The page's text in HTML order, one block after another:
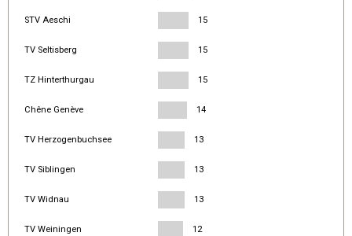
STV Aeschi 15
TV Seltisberg 15
TZ Hinterthurgau 15
Chêne Genève 14
TV Herzogenbuchsee 13
TV Siblingen 13
TV Widnau 13
TV Weiningen 12